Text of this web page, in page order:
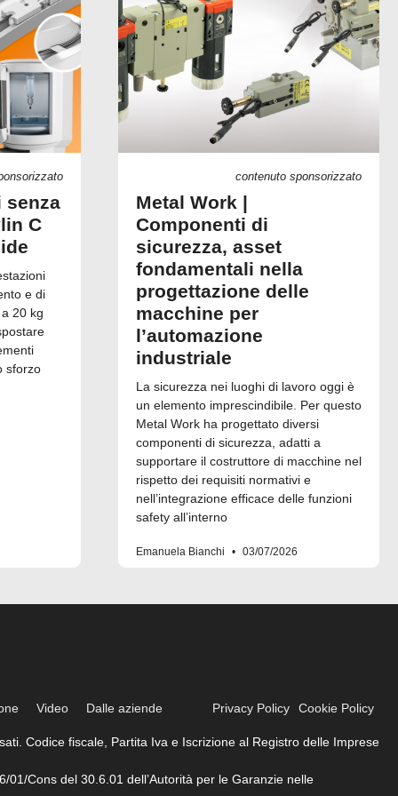
senza
C
e di
20 kg
sforzo
contenuto sponsorizzato
Metal Work |
Componenti di
sicurezza, asset
fondamentali nella
progettazione delle
macchine per
l’automazione
industriale
La sicurezza nei luoghi di lavoro oggi è
un elemento imprescindibile. Per questo
Metal Work ha progettato diversi
componenti di sicurezza, adatti a
supportare il costruttore di macchine nel
rispetto dei requisiti normativi e
nell’integrazione efficace delle funzioni
safety all’interno
Emanuela Bianchi 03/07/2026
Video Dalle aziende Privacy Policy Cookie Policy
Codice fiscale, Partita Iva e Iscrizione al Registro delle Imprese
Cons del 30.6.01 dell’Autorità per le Garanzie nelle